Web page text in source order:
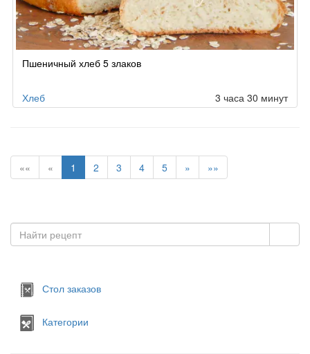
Пшеничный хлеб 5 злаков
Хлеб 3 часа 30 минут
«« « 1 2 3 4 5 » »»
Стол заказов
Категории